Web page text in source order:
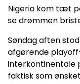
Nigeria kom tæt
se drømmen
Søndag aften
afgørende
interkontinentale
faktisk som